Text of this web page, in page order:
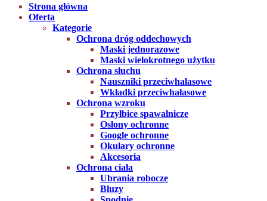
Strona główna
Oferta
Kategorie
Ochrona dróg oddechowych
Maski jednorazowe
Maski wielokrotnego użytku
Ochrona słuchu
Nauszniki przeciwhałasowe
Wkładki przeciwhałasowe
Ochrona wzroku
Przyłbice spawalnicze
Osłony ochronne
Google ochronne
Okulary ochronne
Akcesoria
Ochrona ciała
Ubrania robocze
Bluzy